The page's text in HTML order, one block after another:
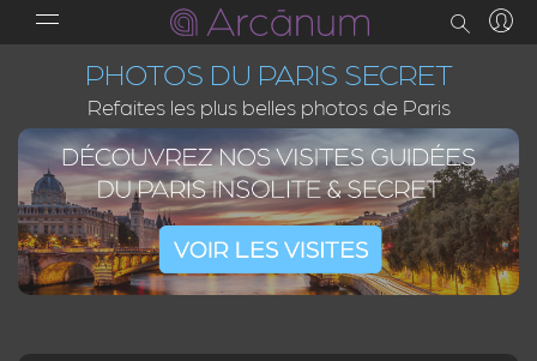
PHOTOS DU PARIS SECRET
Refaites les plus belles photos de Paris